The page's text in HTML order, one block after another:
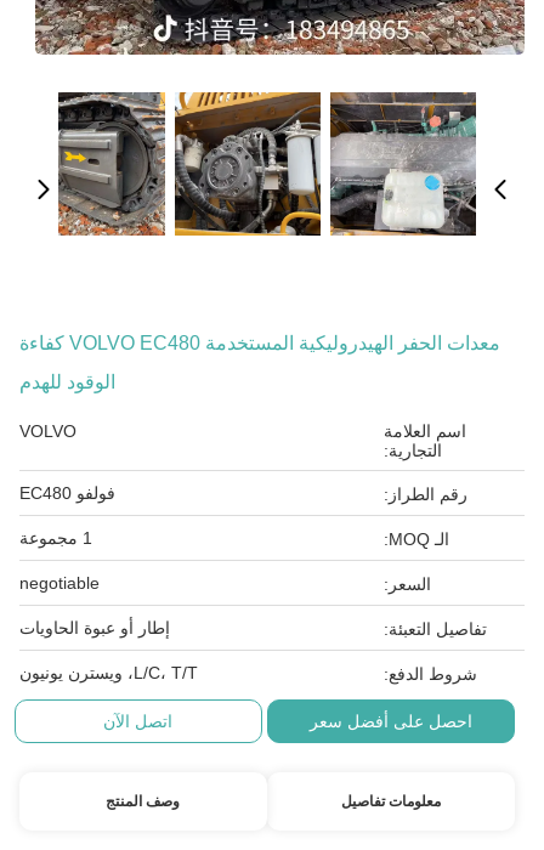
معدات الحفر الهيدروليكية المستخدمة VOLVO EC480 كفاءة
الوقود للهدم
اسم العلامة
التجارية:
VOLVO
رقم الطراز: فولفو EC480
الـ MOQ: 1 مجموعة
السعر: negotiable
تفاصيل التعبئة: إطار أو عبوة الحاويات
شروط الدفع: L/C، T/T، ويسترن يونيون
احصل على أفضل سعر اتصل الآن
معلومات تفاصيل وصف المنتج